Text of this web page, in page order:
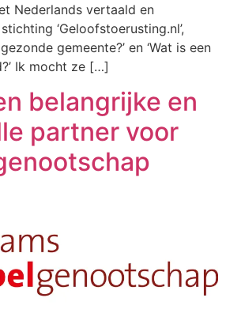
Nederlands vertaald en
‘Geloofstoerusting.nl’,
gemeente?’ en ‘Wat is een
Ik mocht ze […]
belangrijke en
partner voor